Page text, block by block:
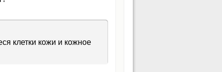
клетки кожи и кожное